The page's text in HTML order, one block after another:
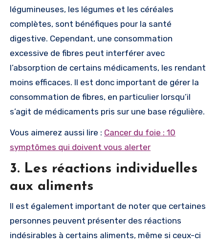
légumineuses, les légumes et les céréales
complètes, sont bénéfiques pour la santé
digestive. Cependant, une consommation
excessive de fibres peut interférer avec
l’absorption de certains médicaments, les rendant
moins efficaces. Il est donc important de gérer la
consommation de fibres, en particulier lorsqu’il
s’agit de médicaments pris sur une base régulière.
Vous aimerez aussi lire : Cancer du foie : 10
symptômes qui doivent vous alerter
3. Les réactions individuelles
aux aliments
Il est également important de noter que certaines
personnes peuvent présenter des réactions
indésirables à certains aliments, même si ceux-ci